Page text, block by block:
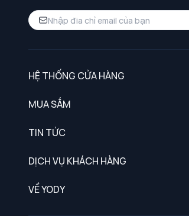
HỆ THỐNG CỬA HÀNG
MUA SẮM
TIN TỨC
DỊCH VỤ KHÁCH HÀNG
Chính sách khách hàng thân thiết
VỀ YODY